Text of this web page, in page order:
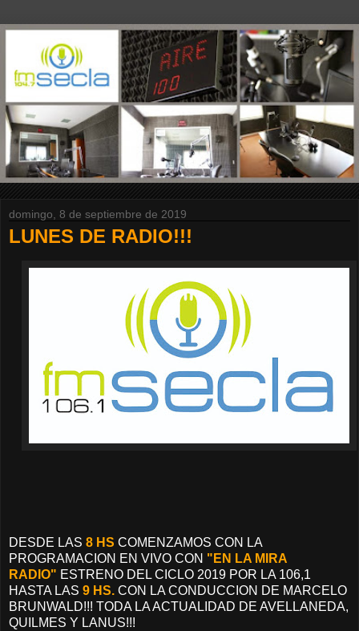
domingo, 8 de septiembre de 2019
LUNES DE RADIO!!!
DESDE LAS 8 HS COMENZAMOS CON LA
PROGRAMACION EN VIVO CON "EN LA MIRA
RADIO" ESTRENO DEL CICLO 2019 POR LA 106,1
HASTA LAS 9 HS. CON LA CONDUCCION DE MARCELO
BRUNWALD!!! TODA LA ACTUALIDAD DE AVELLANEDA,
QUILMES Y LANUS!!!